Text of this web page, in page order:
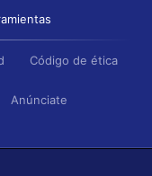
Código de ética
Anúnciate